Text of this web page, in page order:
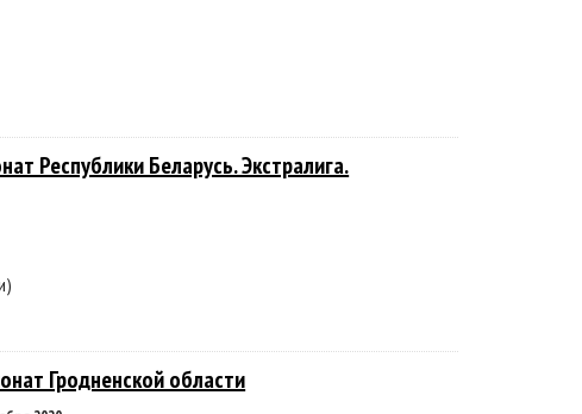
Республики Беларусь. Экстралига.
Гродненской области